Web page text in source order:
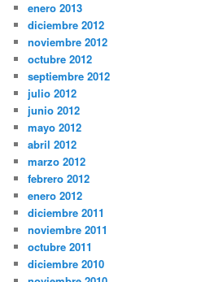
enero 2013
diciembre 2012
noviembre 2012
octubre 2012
septiembre 2012
julio 2012
junio 2012
mayo 2012
abril 2012
marzo 2012
febrero 2012
enero 2012
diciembre 2011
noviembre 2011
octubre 2011
diciembre 2010